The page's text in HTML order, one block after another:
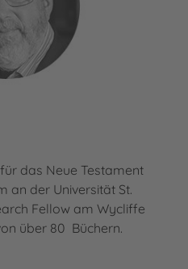
das Neue Testament
an der Universität St.
Fellow am Wycliffe
über 80 Büchern.